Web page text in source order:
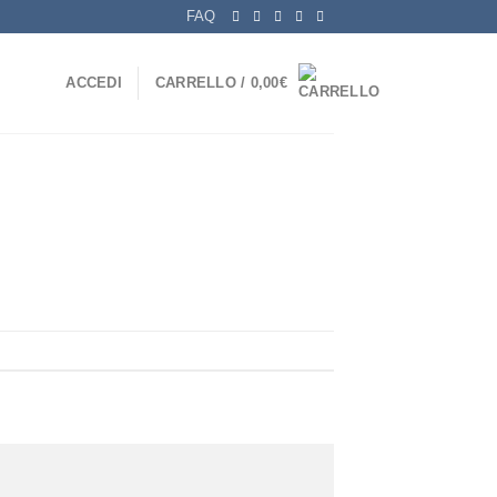
FAQ
ACCEDI CARRELLO / 0,00€